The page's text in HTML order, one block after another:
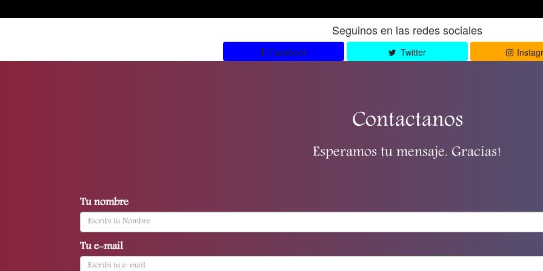
Seguinos en las redes sociales
Facebook Twitter
Contactanos
Esperamos tu mensaje. Gracias!
Tu nombre
Tu e-mail